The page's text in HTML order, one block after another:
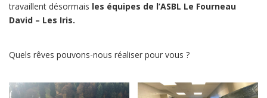
travaillent désormais les équipes de l’ASBL Le Fourneau
David – Les Iris.
Quels rêves pouvons-nous réaliser pour vous ?